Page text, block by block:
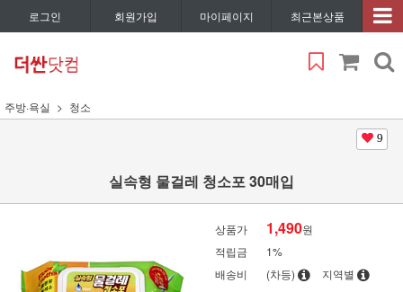
로그인 회원가입 마이페이지 최근본상품
주방·욕실 청소
9
실속형 물걸레 청소포 30매입
상품가 1,490원
적립금
1%
배송비
(차등) 지역별